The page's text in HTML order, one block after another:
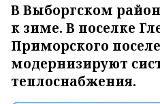
В Выборгском
к зиме. В поселке
Приморского
модернизируют
теплоснабжения.